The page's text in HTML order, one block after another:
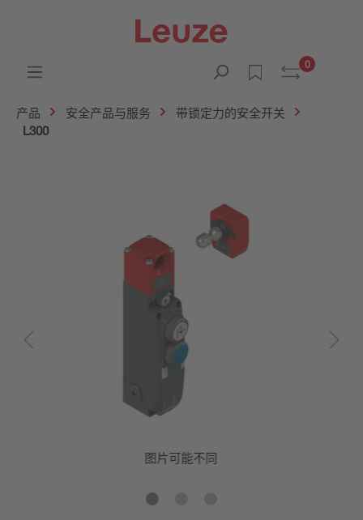
0
产品 安全产品与服务
带锁定力的安全开关
L300
图片可能不同